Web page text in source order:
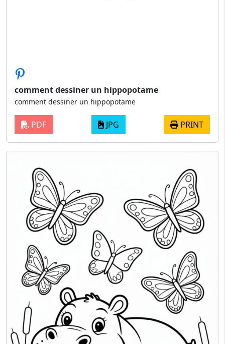
comment dessiner un hippopotame
comment dessiner un hippopotame
PDF JPG PRINT